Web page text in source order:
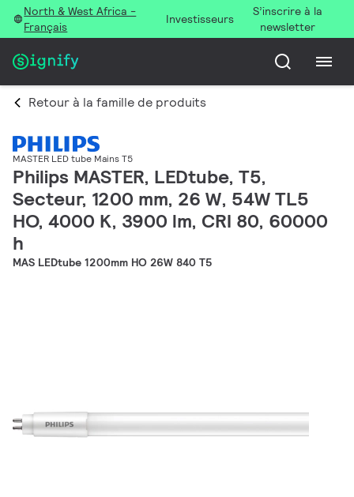
North & West Africa -
Français
Investisseurs
S’inscrire à la
newsletter
Retour à la famille de produits
MASTER LED tube Mains T5
Philips MASTER, LEDtube, T5,
Secteur, 1200 mm, 26 W, 54W TL5
HO, 4000 K, 3900 lm, CRI 80, 60000
h
MAS LEDtube 1200mm HO 26W 840 T5